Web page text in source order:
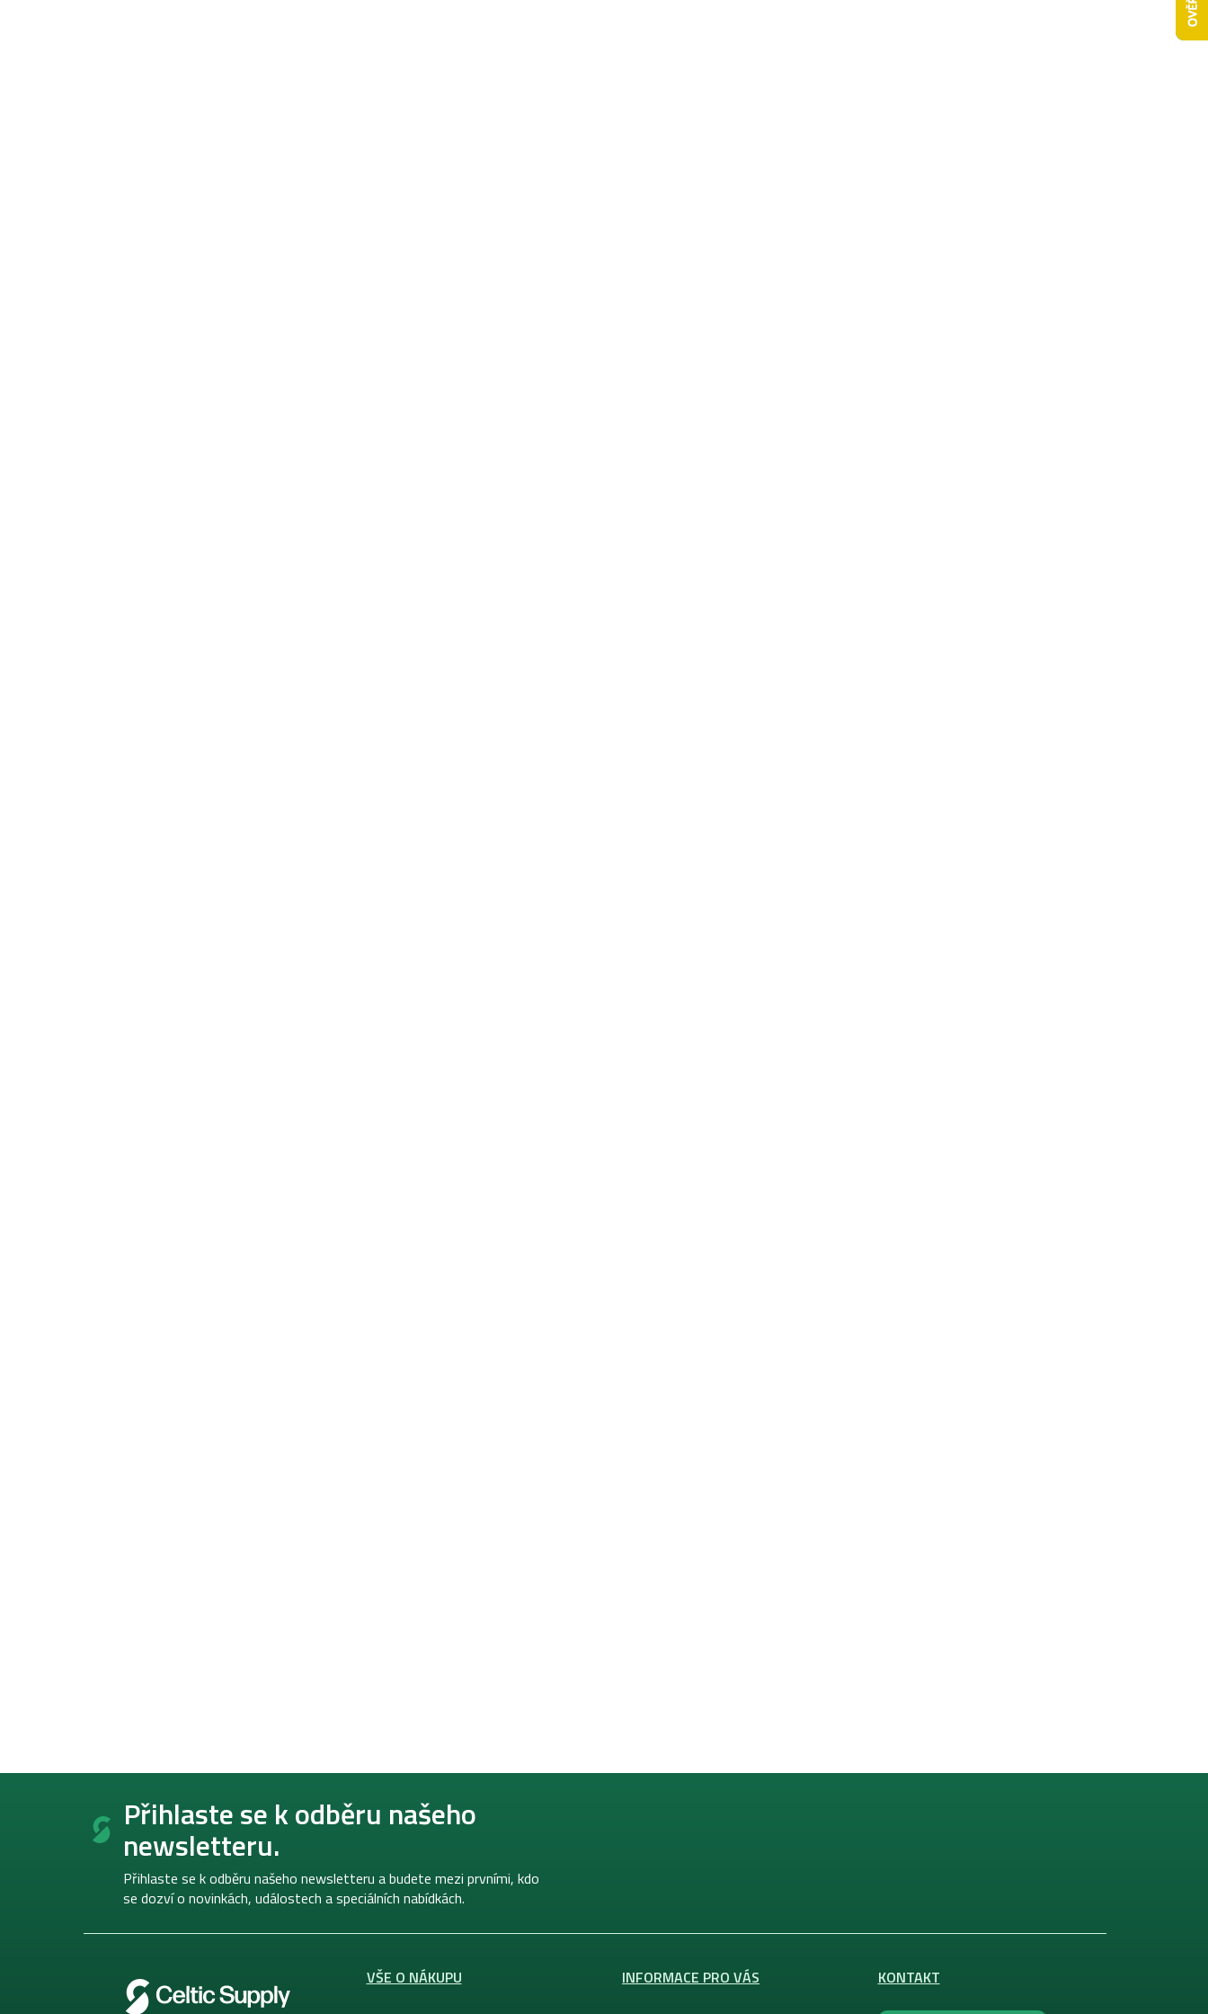
Z
Přihlaste se k odběru našeho
newsletteru.
Přihlaste se k odběru našeho newsletteru a budete mezi prvními, kdo
se dozví o novinkách, událostech a speciálních nabídkách.
VŠE O NÁKUPU INFORMACE PRO VÁS KONTAKT